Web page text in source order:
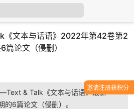
《文本与话语》2022年第42卷第2
篇论文（侵删）
& Talk《文本与话语》最新一
6篇论文（侵删）。
邀请注册获积分